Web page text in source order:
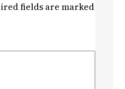
fields are marked